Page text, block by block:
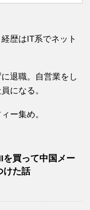
歴はIT系でネット
退職。自営業をし
になる。
ー集め。
買って中国メー
けた話